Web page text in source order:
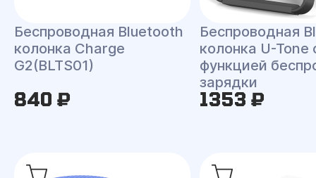
Беспроводная Bluetooth
колонка Charge
G2(BLTS01)
840 ₽
Беспроводная
колонка U-Tone
функцией
зарядки
1353 ₽